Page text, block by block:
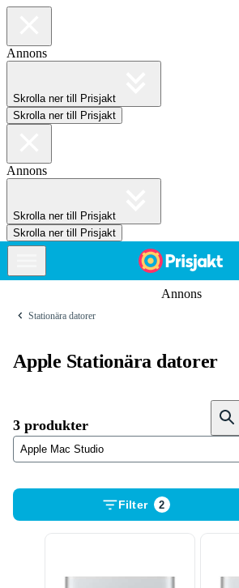
Annons
Skrolla ner till Prisjakt
Skrolla ner till Prisjakt
Annons
Skrolla ner till Prisjakt
Skrolla ner till Prisjakt
Annons
Stationära datorer
Apple Stationära datorer
3 produkter
Filter 2